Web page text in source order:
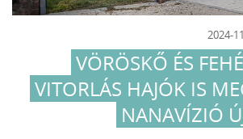
2024-
VÖRÖSKŐ ÉS
VITORLÁS HAJÓK IS
NANAVÍZIÓ